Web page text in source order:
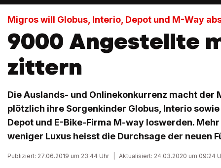
Migros will Globus, Interio, Depot und M-Way
9000 Angestellte
zittern
Die Auslands- und Onlinekonkurrenz macht der
plötzlich ihre Sorgenkinder Globus, Interio
Depot und E-Bike-Firma M-way loswerden.
weniger Luxus heisst die Durchsage der neuen
Publiziert: 27.06.2019 um 23:44 Uhr Aktualisiert: 24.03.2020 um 09:24